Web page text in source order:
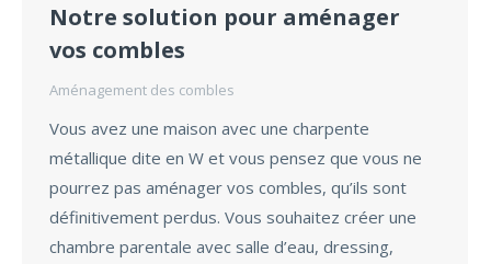
Notre solution pour aménager
vos combles
Aménagement des combles
Vous avez une maison avec une charpente
métallique dite en W et vous pensez que vous ne
pourrez pas aménager vos combles, qu’ils sont
définitivement perdus. Vous souhaitez créer une
chambre parentale avec salle d’eau, dressing,